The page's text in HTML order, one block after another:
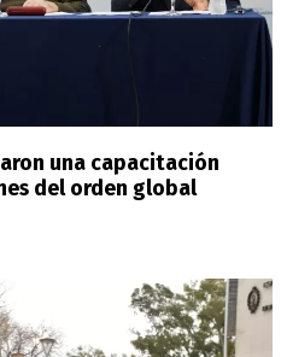
una capacitación
del orden global